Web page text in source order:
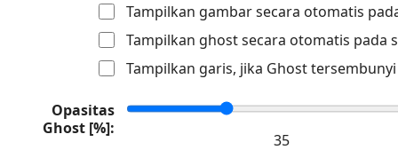
Tampilkan gambar secara otomatis
Tampilkan ghost secara otomatis pada
Tampilkan garis, jika Ghost tersembunyi
Opasitas
Ghost [%]